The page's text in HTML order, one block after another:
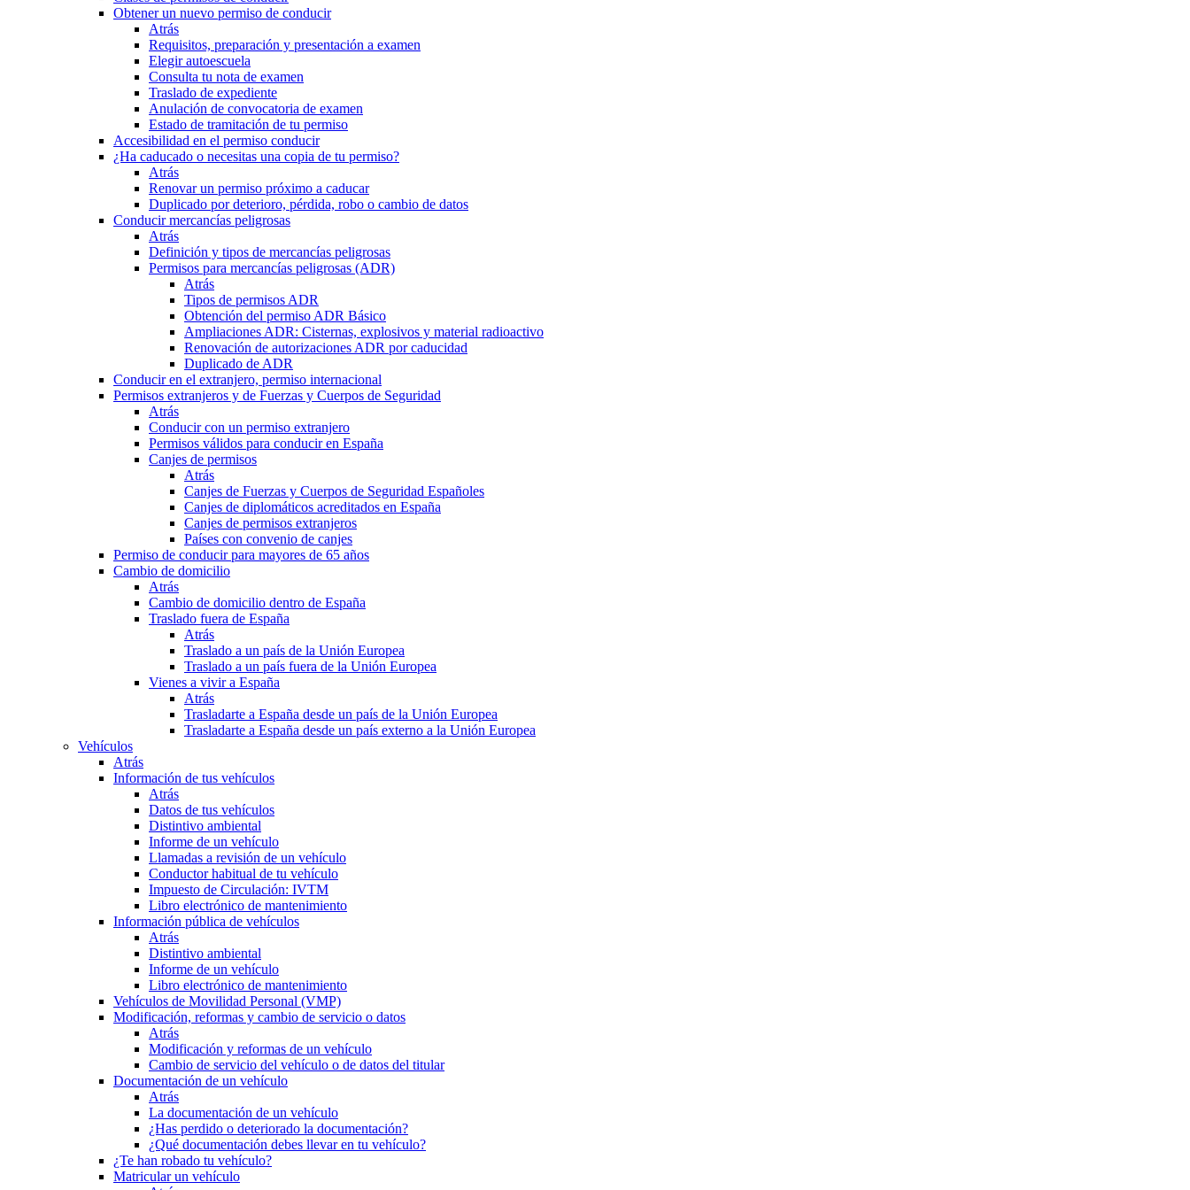
Obtener un nuevo permiso de conducir
Atrás
Requisitos, preparación y presentación a examen
Elegir autoescuela
Consulta tu nota de examen
Traslado de expediente
Anulación de convocatoria de examen
Estado de tramitación de tu permiso
Accesibilidad en el permiso conducir
¿Ha caducado o necesitas una copia de tu permiso?
Atrás
Renovar un permiso próximo a caducar
Duplicado por deterioro, pérdida, robo o cambio de datos
Conducir mercancías peligrosas
Atrás
Definición y tipos de mercancías peligrosas
Permisos para mercancías peligrosas (ADR)
Atrás
Tipos de permisos ADR
Obtención del permiso ADR Básico
Ampliaciones ADR: Cisternas, explosivos y material radioactivo
Renovación de autorizaciones ADR por caducidad
Duplicado de ADR
Conducir en el extranjero, permiso internacional
Permisos extranjeros y de Fuerzas y Cuerpos de Seguridad
Atrás
Conducir con un permiso extranjero
Permisos válidos para conducir en España
Canjes de permisos
Atrás
Canjes de Fuerzas y Cuerpos de Seguridad Españoles
Canjes de diplomáticos acreditados en España
Canjes de permisos extranjeros
Países con convenio de canjes
Permiso de conducir para mayores de 65 años
Cambio de domicilio
Atrás
Cambio de domicilio dentro de España
Traslado fuera de España
Atrás
Traslado a un país de la Unión Europea
Traslado a un país fuera de la Unión Europea
Vienes a vivir a España
Atrás
Trasladarte a España desde un país de la Unión Europea
Trasladarte a España desde un país externo a la Unión Europea
Vehículos
Atrás
Información de tus vehículos
Atrás
Datos de tus vehículos
Distintivo ambiental
Informe de un vehículo
Llamadas a revisión de un vehículo
Conductor habitual de tu vehículo
Impuesto de Circulación: IVTM
Libro electrónico de mantenimiento
Información pública de vehículos
Atrás
Distintivo ambiental
Informe de un vehículo
Libro electrónico de mantenimiento
Vehículos de Movilidad Personal (VMP)
Modificación, reformas y cambio de servicio o datos
Atrás
Modificación y reformas de un vehículo
Cambio de servicio del vehículo o de datos del titular
Documentación de un vehículo
Atrás
La documentación de un vehículo
¿Has perdido o deteriorado la documentación?
¿Qué documentación debes llevar en tu vehículo?
¿Te han robado tu vehículo?
Matricular un vehículo